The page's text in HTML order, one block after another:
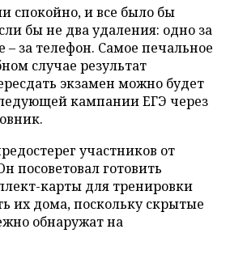
спокойно, и все было бы
бы не два удаления: одно за
– за телефон. Самое печальное
случае результат
экзамен можно будет
кампании ЕГЭ через
участников от
посоветовал готовить
карты для тренировки
их дома, поскольку скрытые
обнаружат на